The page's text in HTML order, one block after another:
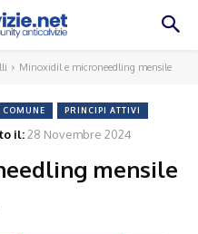
Minoxidil e microneedling mensile
PRINCIPI ATTIVI
il:28 Novembre 2024
mensile